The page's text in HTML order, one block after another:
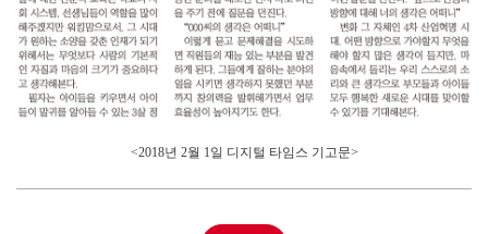
<2018년 2월 1일 디지털 타임스 기고문>